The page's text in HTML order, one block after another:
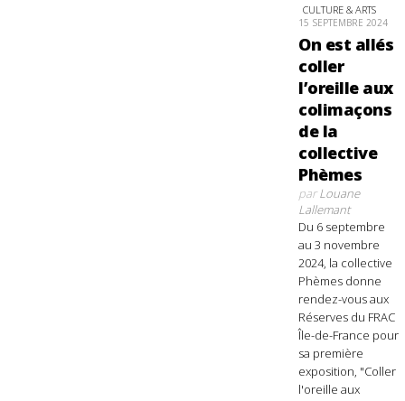
CULTURE & ARTS
15 SEPTEMBRE 2024
On est allés
coller
l’oreille aux
colimaçons
de la
collective
Phèmes
parLouane
Lallemant
Du 6 septembre
au 3 novembre
2024, la collective
Phèmes donne
rendez-vous aux
Réserves du FRAC
Île-de-France pour
sa première
exposition, "Coller
l'oreille aux